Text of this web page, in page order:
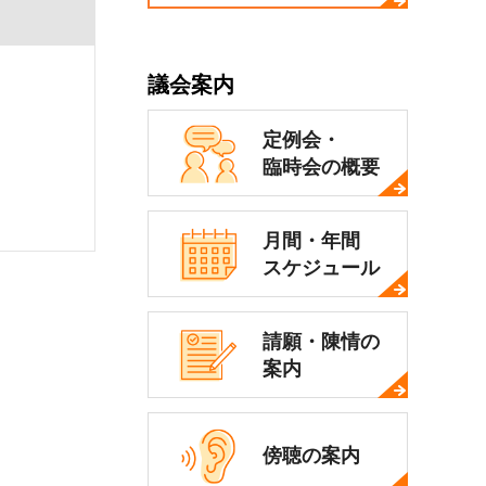
議会案内
定例会・
臨時会の概要
月間・年間
スケジュール
請願・陳情の
案内
傍聴の案内